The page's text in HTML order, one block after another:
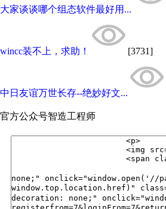
大家谈谈哪个组态软件最好用...
wincc装不上，求助！ [3731]
中日友谊万世长存--绝妙好文...
官方公众号智造工程师